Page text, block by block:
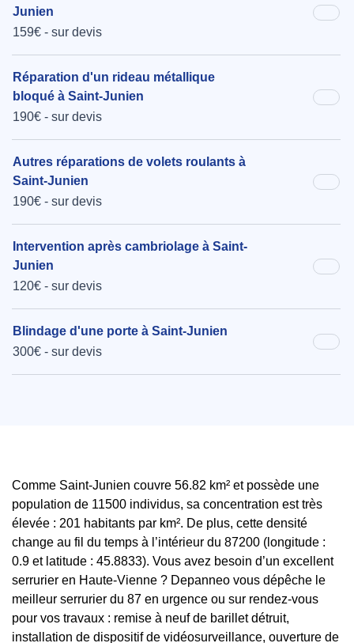
Junien
159€ - sur devis
Réparation d'un rideau métallique
bloqué à Saint-Junien
190€ - sur devis
Autres réparations de volets roulants à
Saint-Junien
190€ - sur devis
Intervention après cambriolage à Saint-
Junien
120€ - sur devis
Blindage d'une porte à Saint-Junien
300€ - sur devis
Comme Saint-Junien couvre 56.82 km² et possède une
population de 11500 individus, sa concentration est très
élevée : 201 habitants par km². De plus, cette densité
change au fil du temps à l’intérieur du 87200 (longitude :
0.9 et latitude : 45.8833). Vous avez besoin d’un excellent
serrurier en Haute-Vienne ? Depanneo vous dépêche le
meilleur serrurier du 87 en urgence ou sur rendez-vous
pour vos travaux : remise à neuf de barillet détruit,
installation de dispositif de vidéosurveillance, ouverture de